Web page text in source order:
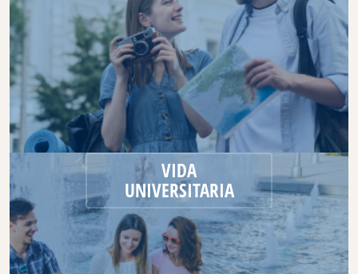
VIDA
UNIVERSITARIA